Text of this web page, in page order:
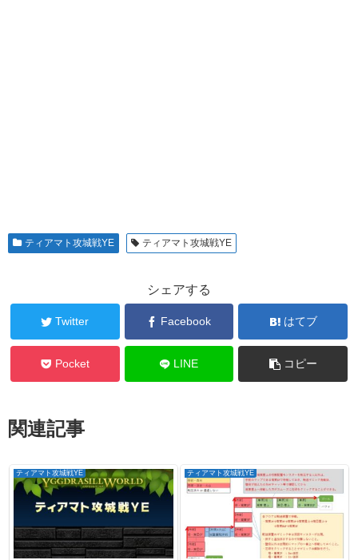
ティアマト攻城戦YE ティアマト攻城戦YE
シェアする
Twitter Facebook はてブ
Pocket LINE コピー
関連記事
ティアマト攻城戦YE ティアマト攻城戦YE